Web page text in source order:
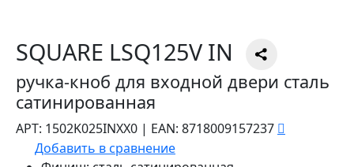
SQUARE LSQ125V IN
ручка-кноб для входной двери сталь
сатинированная
АРТ: 1502K025INXX0 | EAN: 8718009157237
Добавить в сравнение